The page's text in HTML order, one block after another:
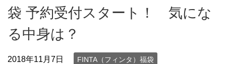
袋 予約受付スタート！ 気にな
る中身は？
2018年11月7日 FINTA（フィンタ）福袋